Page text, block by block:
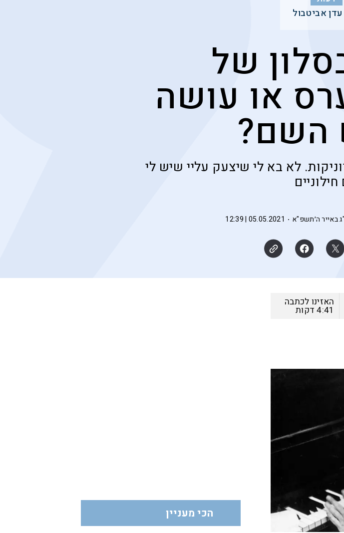
עדן אביטבול
של
או עושה
השם?
לא בא לי שיצעק עליי שיש לי
באייר ה׳תשפ"א 05.05.2021 | 12:39
האזינו לכתבה
4:41דקות
הכי מעניין